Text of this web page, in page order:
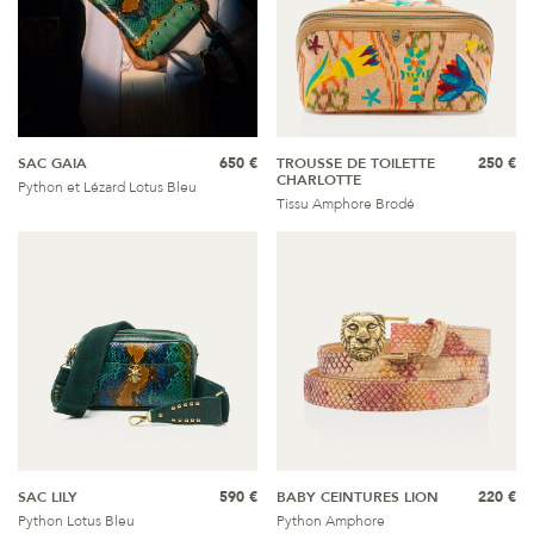
SAC GAIA
Python et Lézard Lotus Bleu
650 €
TROUSSE DE TOILETTE
CHARLOTTE
Tissu Amphore Brodé
250 €
SAC LILY
Python Lotus Bleu
590 €
BABY CEINTURES LION
Python Amphore
220 €